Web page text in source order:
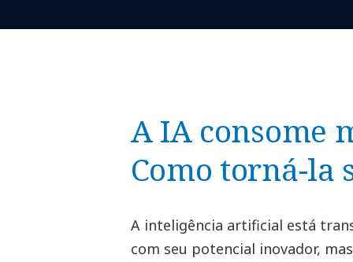
A IA consome
Como torná-la
A inteligência artificial está
com seu potencial inovador,